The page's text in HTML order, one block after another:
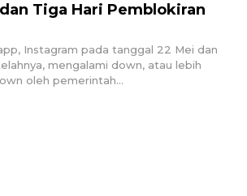
Tiga Hari Pemblokiran
Instagram pada tanggal 22 Mei dan
mengalami down, atau lebih
oleh pemerintah...